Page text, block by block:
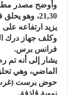
وأوضح مصدر
21,30، وهو
يزيد ارتفاعه
وكلف جهاز درك
فرانس برس.
يشار إلى أنه تم
الماضي، وهي
نووية قاذفة.